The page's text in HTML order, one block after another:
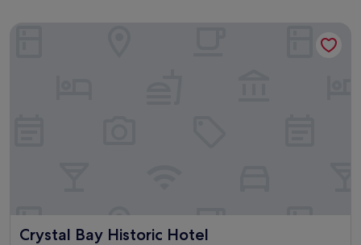
Crystal Bay Historic Hotel
Crystal Bay Historic Hotel